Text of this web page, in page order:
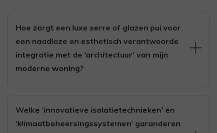
Hoe zorgt een luxe serre of glazen pui voor
een naadloze en esthetisch verantwoorde
integratie met de ‘architectuur’ van mijn
moderne woning?
kleuren aansluiten op de bestaande gevel en
architectuur van je moderne woning. Door slanke
Welke ‘innovatieve isolatietechnieken’ en
‘klimaatbeheersingssystemen’ garanderen